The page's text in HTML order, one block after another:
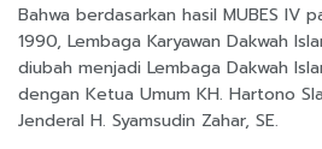
Bahwa berdasarkan hasil MUBES IV
1990, Lembaga Karyawan Dakwah
diubah menjadi Lembaga Dakwah
dengan Ketua Umum KH. Hartono
Jenderal H. Syamsudin Zahar, SE.